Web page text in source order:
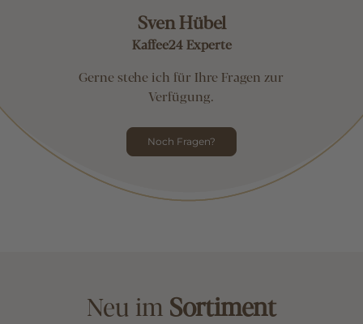
Sven Hübel
Kaffee24 Experte
Gerne stehe ich für Ihre Fragen zur
Verfügung.
Noch Fragen?
Neu im Sortiment